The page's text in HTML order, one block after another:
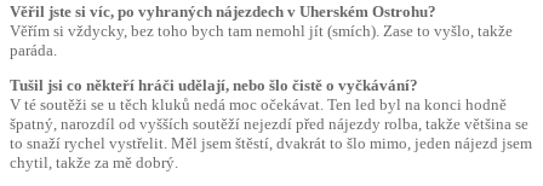
Věřil jste si víc, po vyhraných nájezdech v Uherském Ostrohu?
Věřím si vždycky, bez toho bych tam nemohl jít (smích). Zase to vyšlo, takže
paráda.
Tušil jsi co někteří hráči udělají, nebo šlo čistě o vyčkávání?
V té soutěži se u těch kluků nedá moc očekávat. Ten led byl na konci hodně
špatný, narozdíl od vyšších soutěží nejezdí před nájezdy rolba, takže většina se
to snaží rychel vystřelit. Měl jsem štěstí, dvakrát to šlo mimo, jeden nájezd jsem
chytil, takže za mě dobrý.